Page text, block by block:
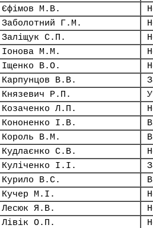
Єфімов М.В.
Заболотний Г.М.
Заліщук С.П.
Іонова М.М.
Іщенко В.О.
Карпунцов В.В.
Князевич Р.П.
Козаченко Л.П.
Кононенко І.В.
Король В.М.
Кудлаєнко С.В.
Куліченко І.І.
Курило В.С.
Кучер М.І.
Лесюк Я.В.
Лівік О.П.